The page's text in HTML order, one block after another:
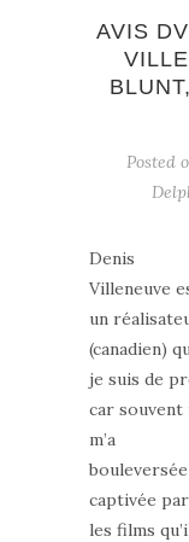
AVIS
Posted
Denis
Villeneuve
un
(canadien)
je suis de
car souvent
m’a
captivée par
les films